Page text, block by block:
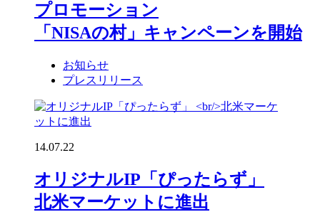
プロモーション
「NISAの村」キャンペーンを開始
お知らせ
プレスリリース
14.07.22
オリジナルIP「ぴったらず」
北米マーケットに進出